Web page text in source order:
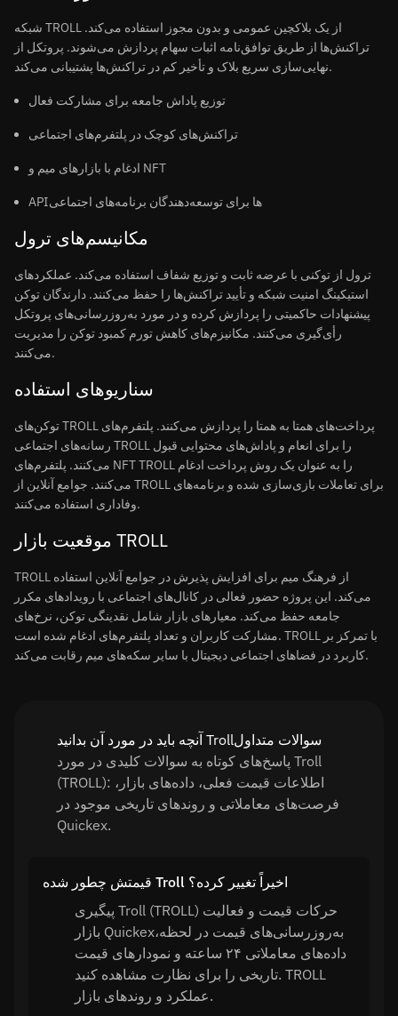
شبکه TROLL از یک بلاکچین عمومی و بدون مجوز استفاده می‌کند.
تراکنش‌ها از طریق توافق‌نامه اثبات سهام پردازش می‌شوند. پروتکل از
نهایی‌سازی سریع بلاک و تأخیر کم در تراکنش‌ها پشتیبانی می‌کند.
توزیع پاداش جامعه برای مشارکت فعال
تراکنش‌های کوچک در پلتفرم‌های اجتماعی
ادغام با بازارهای میم و NFT
APIها برای توسعه‌دهندگان برنامه‌های اجتماعی
مکانیسم‌های ترول
ترول از توکنی با عرضه ثابت و توزیع شفاف استفاده می‌کند. عملکردهای
استیکینگ امنیت شبکه و تأیید تراکنش‌ها را حفظ می‌کنند. دارندگان توکن
پیشنهادات حاکمیتی را پردازش کرده و در مورد به‌روزرسانی‌های پروتکل
رأی‌گیری می‌کنند. مکانیزم‌های کاهش تورم کمبود توکن را مدیریت
می‌کنند.
سناریوهای استفاده
توکن‌های TROLL پرداخت‌های همتا به همتا را پردازش می‌کنند. پلتفرم‌های
رسانه‌های اجتماعی TROLL را برای انعام و پاداش‌های محتوایی قبول
می‌کنند. پلتفرم‌های NFT TROLL را به عنوان یک روش پرداخت ادغام
می‌کنند. جوامع آنلاین از TROLL برای تعاملات بازی‌سازی شده و برنامه‌های
وفاداری استفاده می‌کنند.
موقعیت بازار TROLL
TROLL از فرهنگ میم برای افزایش پذیرش در جوامع آنلاین استفاده
می‌کند. این پروژه حضور فعالی در کانال‌های اجتماعی با رویدادهای مکرر
جامعه حفظ می‌کند. معیارهای بازار شامل نقدینگی توکن، نرخ‌های
مشارکت کاربران و تعداد پلتفرم‌های ادغام شده است. TROLL با تمرکز بر
کاربرد در فضاهای اجتماعی دیجیتال با سایر سکه‌های میم رقابت می‌کند.
آنچه باید در مورد آن بدانید Trollسوالات متداول
پاسخ‌های کوتاه به سوالات کلیدی در مورد Troll
(TROLL): اطلاعات قیمت فعلی، داده‌های بازار،
فرصت‌های معاملاتی و روندهای تاریخی موجود در
Quickex.
قیمتش چطور شده Troll اخیراً تغییر کرده؟
پیگیری Troll (TROLL) حرکات قیمت و فعالیت
بازار Quickexبه‌روزرسانی‌های قیمت در لحظه،
داده‌های معاملاتی ۲۴ ساعته و نمودارهای قیمت
تاریخی را برای نظارت مشاهده کنید. TROLL
عملکرد و روندهای بازار.